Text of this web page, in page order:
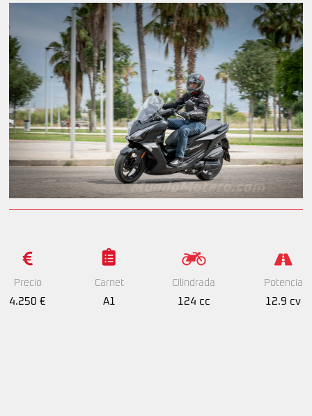
Precio
4.250 €
Carnet
A1
Cilindrada
124 cc
Potencia
12.9 cv